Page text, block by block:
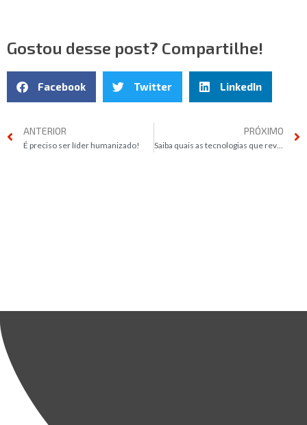
Gostou desse post? Compartilhe!
Facebook Twitter LinkedIn
ANTERIOR
É preciso ser líder humanizado!
PRÓXIMO
Saiba quais as tecnologias que revolucionaram o agronegócio